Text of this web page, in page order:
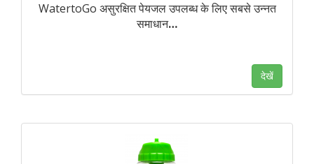
WatertoGo असुरक्षित पेयजल उपलब्ध के लिए सबसे उन्नत
समाधान…
देखें